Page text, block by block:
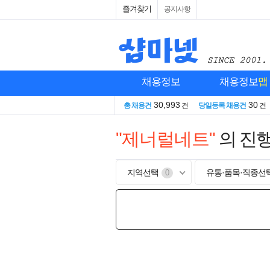
즐겨찾기 공지사항
채용정보 채용정보맵
총 채용건 30,993 건 당일등록 채용건 30 건
"제너럴네트" 의 진
지역선택 0 유통·품목·직종선